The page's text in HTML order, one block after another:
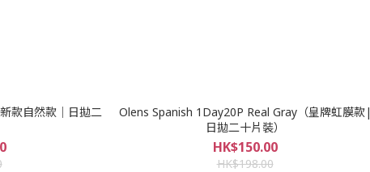
款自然款｜日拋二
Olens Spanish 1Day20P Real Gray（皇牌虹膜款|
日拋二十片裝）
HK$150.00
HK$198.00